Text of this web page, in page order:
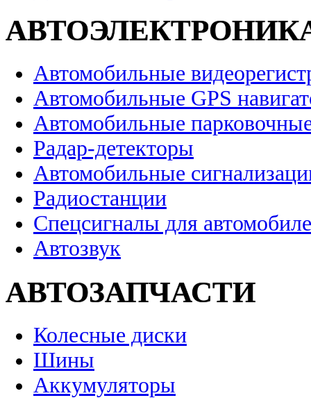
Автомобильные
Автомобильные GPS
Автомобильные
Радар-детекторы
Автомобильные
Радиостанции
Спецсигналы для
Автозвук
АВТОЗАПЧАСТИ
Колесные диски
Шины
Аккумуляторы